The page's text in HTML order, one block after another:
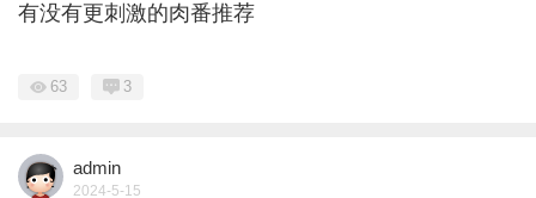
有没有更刺激的肉番推荐
63 3
admin
2024-5-15